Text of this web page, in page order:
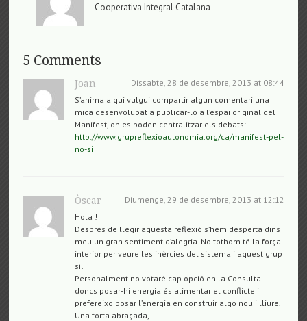
Cooperativa Integral Catalana
5 Comments
Joan
Dissabte, 28 de desembre, 2013 at 08:44
S’anima a qui vulgui compartir algun comentari una
mica desenvolupat a publicar-lo a l’espai original del
Manifest, on es poden centralitzar els debats:
http://www.grupreflexioautonomia.org/ca/manifest-pel-
no-si
Òscar
Diumenge, 29 de desembre, 2013 at 12:12
Hola !
Després de llegir aquesta reflexió s’hem desperta dins
meu un gran sentiment d’alegria. No tothom té la força
interior per veure les inèrcies del sistema i aquest grup
sí.
Personalment no votaré cap opció en la Consulta
doncs posar-hi energia és alimentar el conflicte i
prefereixo posar l’energia en construir algo nou i lliure.
Una forta abraçada,